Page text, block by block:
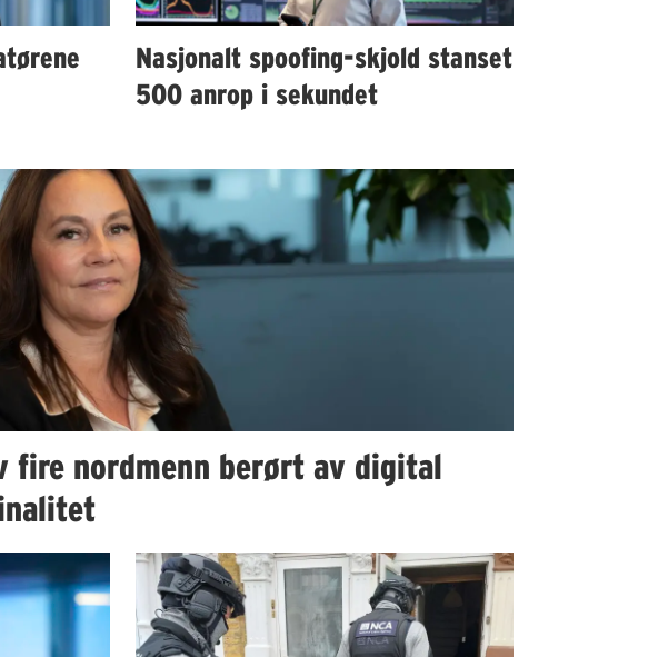
Nasjonalt spoofing-skjold stanset
500 anrop i sekundet
fire nordmenn berørt av digital